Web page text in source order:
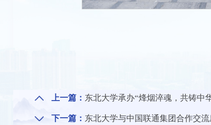
上一篇： 东北大学承办“烽烟淬魂，共铸中华”—— 纪念
下一篇： 东北大学与中国联通集团合作交